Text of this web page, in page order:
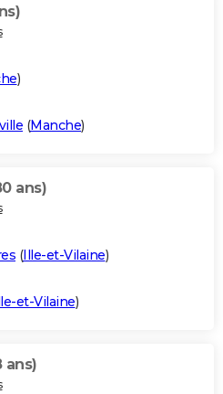
)
(Manche)
ans)
(Ille-et-Vilaine)
et-Vilaine)
ans)